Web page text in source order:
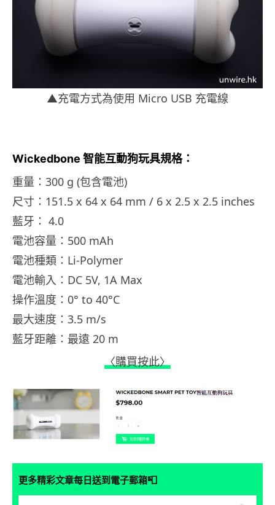
▲充電方式為使用 Micro USB 充電線
Wickedbone 智能互動狗玩具規格：
重量：300 g (包含電池)
尺寸：151.5 x 64 x 64 mm / 6 x 2.5 x 2.5 inches
藍牙： 4.0
電池容量：500 mAh
電池種類：Li-Polymer
電池輸入：DC 5V, 1A Max
操作溫度：0° to 40°C
最大速度：3.5 m/s
藍牙距離：最遠 20 m
〈購買按此〉
更多精彩文章每日送到電子郵箱📮